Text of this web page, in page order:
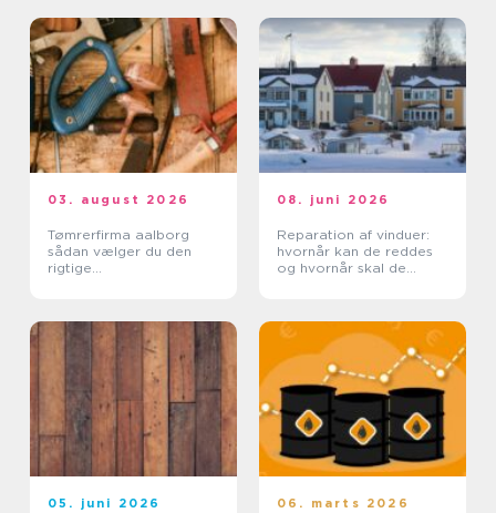
03. august 2026
Tømrerfirma aalborg
sådan vælger du den
rigtige
08. juni 2026
Reparation af vinduer:
hvornår kan de reddes
og hvornår skal de
05. juni 2026 06. marts 2026